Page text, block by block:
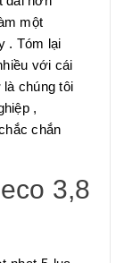
một
. Tóm lại
với cái
là chúng tôi
,
chắn
3,8